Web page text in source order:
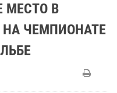
МЕСТО В
ЧЕМПИОНАТЕ